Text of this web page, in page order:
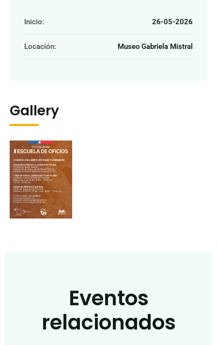
Inicio: 26-05-2026
Locación: Museo Gabriela Mistral
Gallery
Eventos
relacionados